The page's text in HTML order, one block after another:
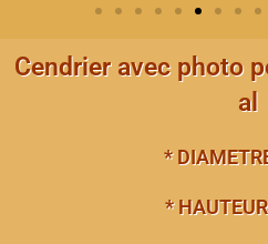
Cendrier avec photo
al
*
*